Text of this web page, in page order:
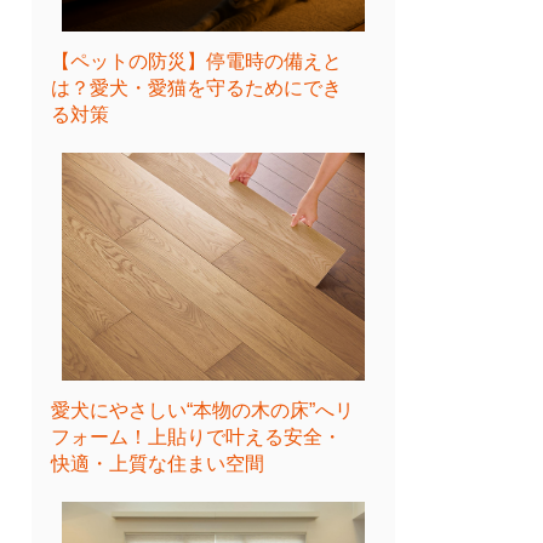
【ペットの防災】停電時の備えと
は？愛犬・愛猫を守るためにでき
る対策
愛犬にやさしい“本物の木の床”へリ
フォーム！上貼りで叶える安全・
快適・上質な住まい空間